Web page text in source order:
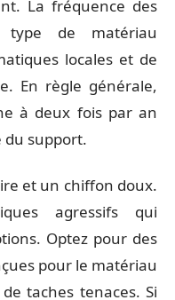
La fréquence des
type de matériau
locales et de
En règle générale,
à deux fois par an
du support.
et un chiffon doux.
agressifs qui
Optez pour des
pour le matériau
taches tenaces. Si